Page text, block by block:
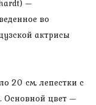
—
во
актрисы
20 см, лепестки с
Основной цвет —